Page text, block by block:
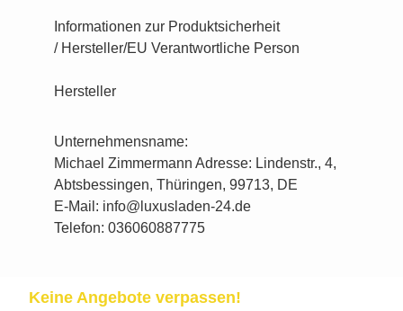
Informationen zur Produktsicherheit
/ Hersteller/EU Verantwortliche Person
Hersteller
Unternehmensname:
Michael Zimmermann Adresse: Lindenstr., 4,
Abtsbessingen, Thüringen, 99713, DE
E-Mail: info@luxusladen-24.de
Telefon: 036060887775
Keine Angebote verpassen!